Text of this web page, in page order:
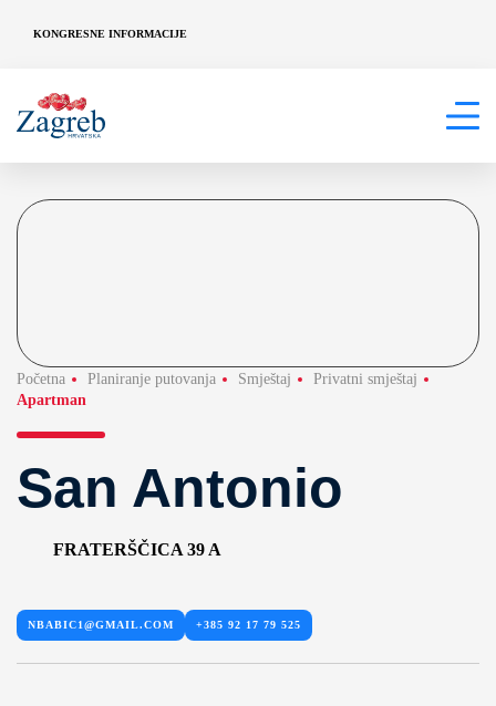
KONGRESNE INFORMACIJE
Početna Planiranje putovanja Smještaj
Privatni smještaj
Apartman
San Antonio
FRATERŠČICA 39 A
NBABIC1@GMAIL.COM +385 92 17 79 525